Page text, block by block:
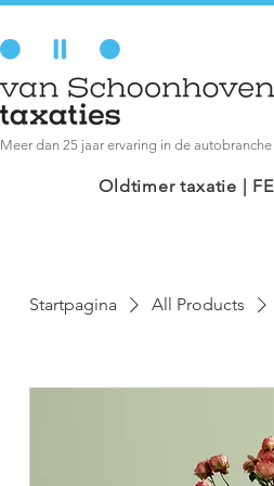
Meer dan 25 jaar ervaring in de autobranche
Oldtimer taxatie |
Startpagina All Products